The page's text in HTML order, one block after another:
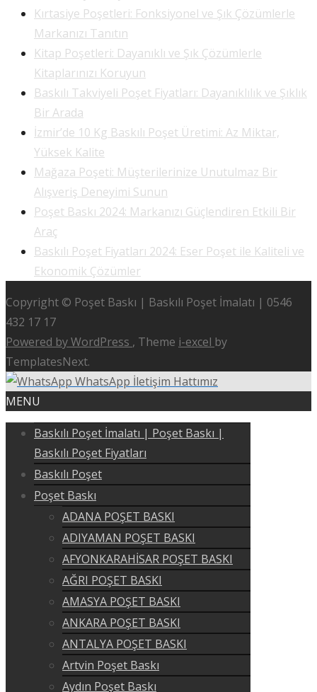
Kırtasiye Poşetleri: Fonksiyonel ve Şık Çözümlerle
Markanızı Tanıtın
Kitap Poşetleri: Dayanıklı ve Şık Çözümlerle
Kitaplarınızı Koruyun
Baskılı Takviyeli Poşet Fiyatları: Dayanıklılık ve Şıklık
Bir Arada
İzmir’de 10 Kg Baskılı Poşet Üretimi: Az Miktar,
Yüksek Kalite
Mağaza Poşeti: Müşterilerinize Unutulmaz Bir
Alışveriş Deneyimi Sunun
Poşet Baskı 2024: Markanızı Güçlendiren Etkili Bir
Araç
Baskılı Poşet Fiyatları 2024: Eser Poşet ile Kaliteli ve
Ekonomik Çözümler
Copyright © Poşet Baskı | Baskılı Poşet İmalatı | 0546
432 17 17
Powered by WordPress , Theme i-excel by
TemplatesNext.
WhatsApp İletişim Hattımız
MENU
Baskılı Poşet İmalatı | Poşet Baskı |
Baskılı Poşet Fiyatları
Baskılı Poşet
Poşet Baskı
ADANA POŞET BASKI
ADIYAMAN POŞET BASKI
AFYONKARAHİSAR POŞET BASKI
AĞRI POŞET BASKI
AMASYA POŞET BASKI
ANKARA POŞET BASKI
ANTALYA POŞET BASKI
Artvin Poşet Baskı
Aydın Poşet Baskı